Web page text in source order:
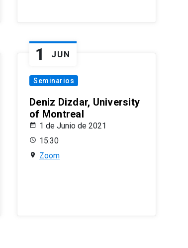
1 JUN
Seminarios
Deniz Dizdar, University
of Montreal
1 de Junio de 2021
15:30
Zoom